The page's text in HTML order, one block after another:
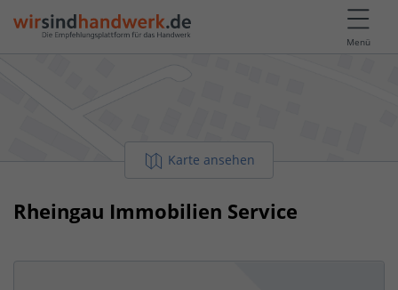
Menü
Karte ansehen
Rheingau Immobilien Service